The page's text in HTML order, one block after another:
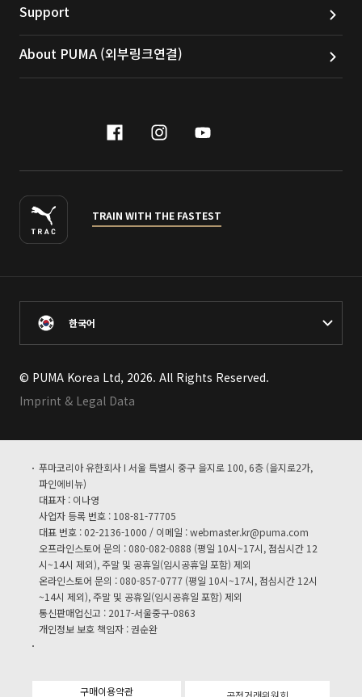
Support
About PUMA (외부링크연결)
facebook
instagram
youtube
TRAIN WITH THE FASTEST
한국어
© PUMA Korea Ltd, 2026. All Rights Reserved.
Imprint & Legal Data
푸마코리아 유한회사 I 서울 특별시 중구 을지로 100, 6층 (을지로2가,
파인에비뉴)
대표자 : 이나영
사업자 등록 번호 : 108-81-77705
대표 번호 : 02-2136-1000 / 이메일 :webmaster.kr@puma.com
오프라인스토어 문의 : 080-082-0888 (평일 10시~17시, 점심시간 12
시~14시 제외), 주말 및 공휴일(임시공휴일 포함) 제외
온라인스토어 문의 : 080-857-0777 (평일 10시~17시, 점심시간 12시
~14시 제외), 주말 및 공휴일(임시공휴일 포함) 제외
통신판매업신고 : 2017-서울중구-0863
개인정보 보호 책임자 : 권순완
구매이용약관